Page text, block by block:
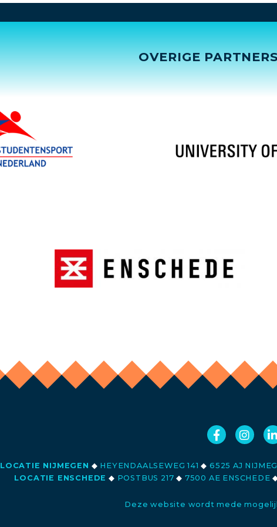
OVERIGE
LOCATIE NIJMEGEN ◆ HEYENDAALSEWEG 141◆ 6525 AJ
LOCATIE ENSCHEDE ◆ POSTBUS 217◆ 7500 AE ENSCHEDE
Deze website wordt mede